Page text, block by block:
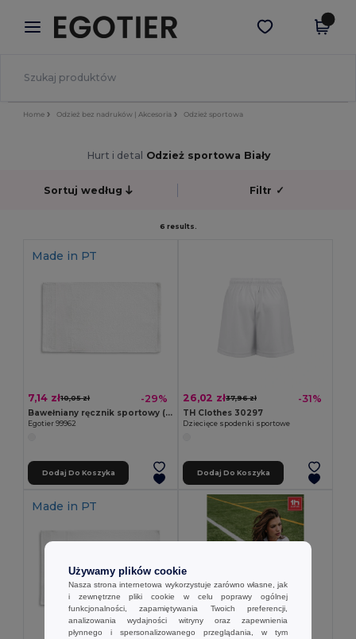
× Aplikacja Egotier
Lepsze ceny w aplikacji!
Pobierz app
Home Odzież bez nadruków | Akcesoria Odzież sportowa
Hurt i detal Odzież sportowa Biały
Sortuj według Filtr ✓
6 results.
Made in PT
7,14 zł10,05 zł -29%
Bawełniany ręcznik sportowy (380 g/m²)
Egotier 99962
Dodaj Do Koszyka
26,02 zł37,96 zł -31%
TH Clothes 30297
Dziecięce spodenki sportowe
Dodaj Do Koszyka
Made in PT
Używamy plików cookie
Nasza strona internetowa wykorzystuje zarówno własne, jak
i zewnętrzne pliki cookie w celu poprawy ogólnej
funkcjonalności, zapamiętywania Twoich preferencji,
analizowania wydajności witryny oraz zapewnienia
płynnego i spersonalizowanego przeglądania, w tym